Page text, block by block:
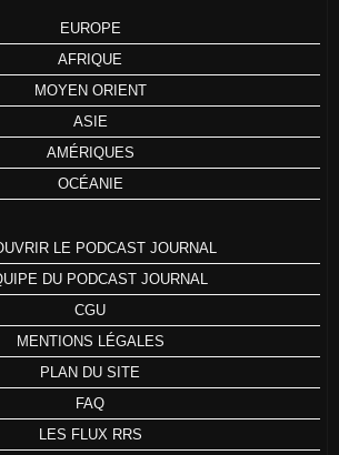
EUROPE
AFRIQUE
MOYEN ORIENT
ASIE
AMÉRIQUES
OCÉANIE
LE PODCAST JOURNAL
DU PODCAST JOURNAL
CGU
MENTIONS LÉGALES
PLAN DU SITE
FAQ
LES FLUX RRS